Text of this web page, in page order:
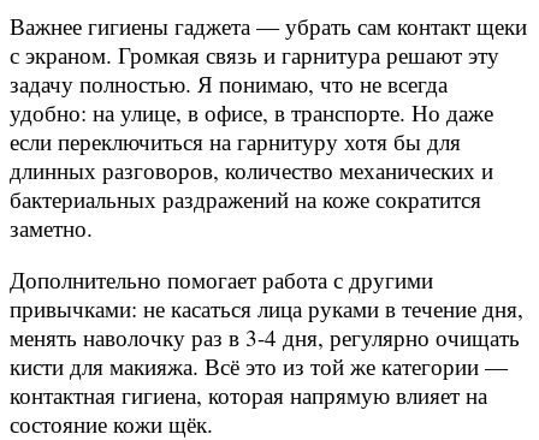
Важнее гигиены гаджета — убрать сам контакт щеки
с экраном. Громкая связь и гарнитура решают эту
задачу полностью. Я понимаю, что не всегда
удобно: на улице, в офисе, в транспорте. Но даже
если переключиться на гарнитуру хотя бы для
длинных разговоров, количество механических и
бактериальных раздражений на коже сократится
заметно.
Дополнительно помогает работа с другими
привычками: не касаться лица руками в течение дня,
менять наволочку раз в 3-4 дня, регулярно очищать
кисти для макияжа. Всё это из той же категории —
контактная гигиена, которая напрямую влияет на
состояние кожи щёк.